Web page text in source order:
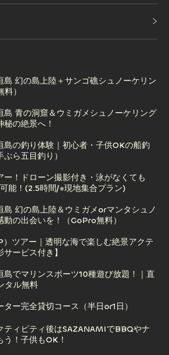
島 幻の島上陸＋サンゴ礁シュノーケリン
）
島 幻の島上陸＋サンゴ礁シュノーケリン
料）
島 青の洞窟＆ウミガメシュノーケリング
秘の絶景へ！
島 青の洞窟＆ウミガメシュノーケリング
島の釣り体験｜初心者・子供OKの船釣
ら五目釣り）
の釣り体験｜初心者・子供OKの船釣
ー！ドローン撮影付き・泳がなくても
能！(2.5時間/※現地集合プラン)
！ドローン撮影付き・泳がなくても
島 幻の島上陸＆ウミガメorマンタシュノ
の出会いを！（GoPro無料）
島 幻の島上陸＆ウミガメorマンタシュノ
）ツアー｜透明な海で楽しむ絶景アクテ
ービス付き】
ツアー｜透明な海で楽しむ絶景アクテ
島でマリンスポーツ10種遊び放題！｜直
タル無料
タル無料
ー完全貸切コース（半日or1日）
ター完全貸切コース（半日or1日）
ティビティ後はSAZANAMIでBBQやナ
！子供もOK！